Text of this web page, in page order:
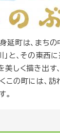
延町は、まち
」と、その東西
しく描き出す
の町には、訪
。